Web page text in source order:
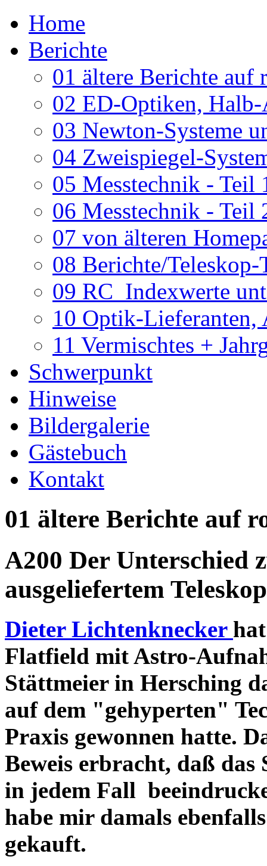
Home
Berichte
01 ältere Berichte auf
02 ED-Optiken, Halb-
03 Newton-Systeme
04 Zweispiegel-
05 Messtechnik - Teil
06 Messtechnik - Teil
07 von älteren
08 Berichte/
09 RC_Indexwerte
10 Optik-Lieferanten,
11 Vermischtes +
Schwerpunkt
Hinweise
Bildergalerie
Gästebuch
Kontakt
01 ältere Berichte auf
A200 Der Unterschied
ausgeliefertem
Dieter Lichtenknecker
Flatfield mit Astro-
Stättmeier in Hersching
auf dem "gehyperten"
Praxis gewonnen hatte.
Beweis erbracht, daß das
in jedem Fall
habe mir damals
gekauft.